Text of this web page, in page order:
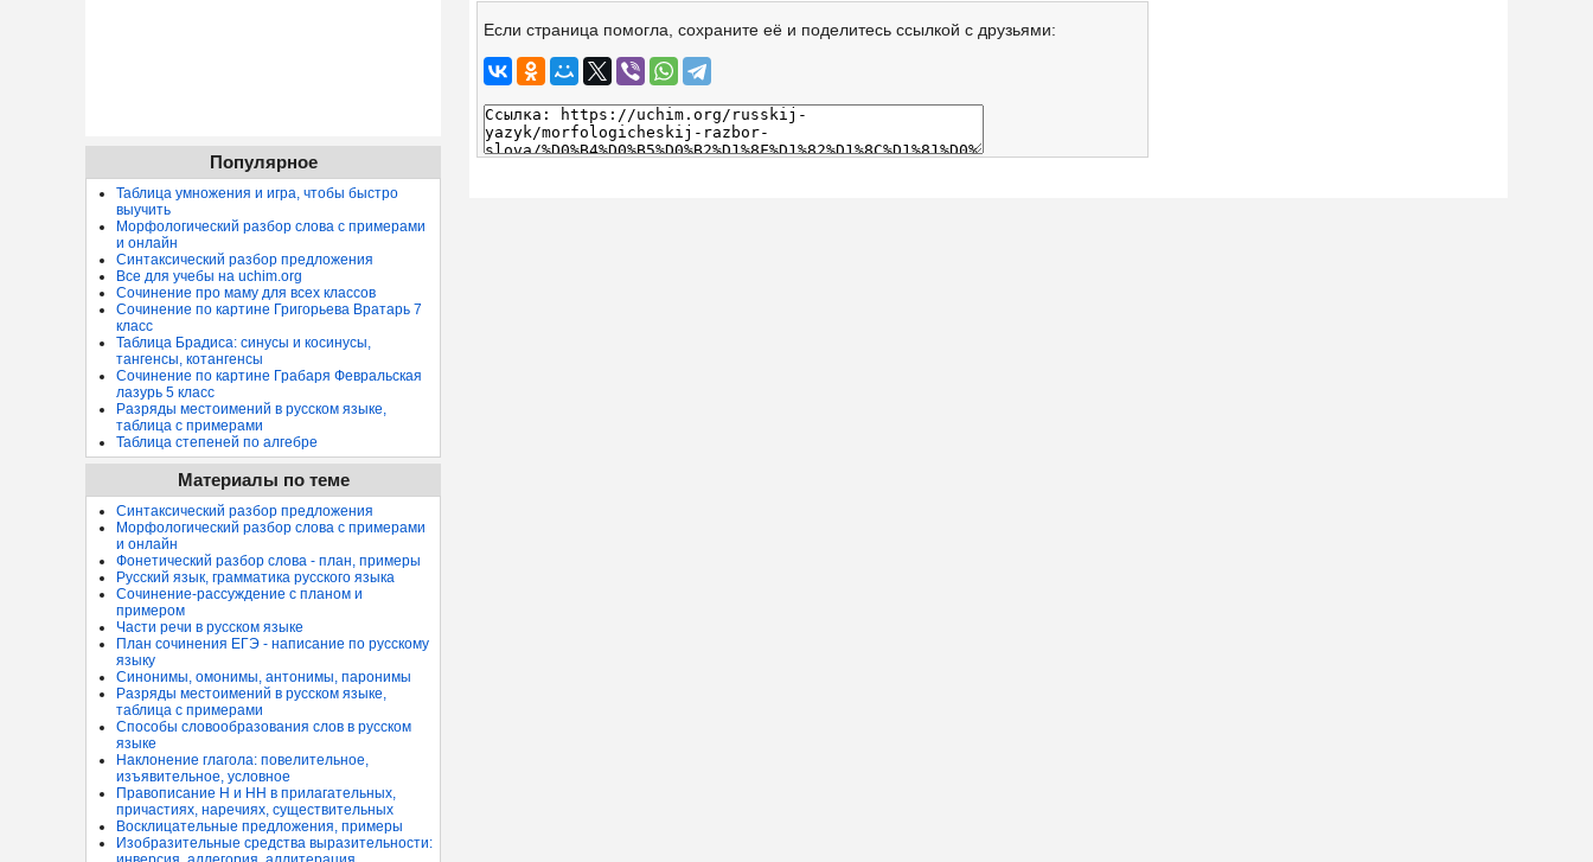
Если страница помогла, сохраните её и поделитесь ссылкой с друзьями:
Популярное
Таблица умножения и игра, чтобы быстро
выучить
Морфологический разбор слова с примерами
и онлайн
Синтаксический разбор предложения
Все для учебы на uchim.org
Сочинение про маму для всех классов
Сочинение по картине Григорьева Вратарь 7
класс
Таблица Брадиса: синусы и косинусы,
тангенсы, котангенсы
Сочинение по картине Грабаря Февральская
лазурь 5 класс
Разряды местоимений в русском языке,
таблица с примерами
Таблица степеней по алгебре
Материалы по теме
Синтаксический разбор предложения
Морфологический разбор слова с примерами
и онлайн
Фонетический разбор слова - план, примеры
Русский язык, грамматика русского языка
Сочинение-рассуждение с планом и
примером
Части речи в русском языке
План сочинения ЕГЭ - написание по русскому
языку
Синонимы, омонимы, антонимы, паронимы
Разряды местоимений в русском языке,
таблица с примерами
Способы словообразования слов в русском
языке
Наклонение глагола: повелительное,
изъявительное, условное
Правописание Н и НН в прилагательных,
причастиях, наречиях, существительных
Восклицательные предложения, примеры
Изобразительные средства выразительности: